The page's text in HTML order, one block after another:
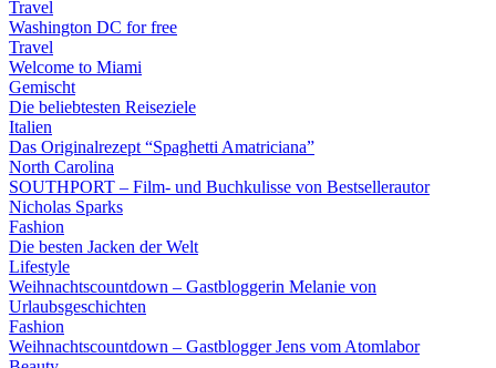
Travel
Washington DC for free
Travel
Welcome to Miami
Gemischt
Die beliebtesten Reiseziele
Italien
Das Originalrezept “Spaghetti Amatriciana”
North Carolina
SOUTHPORT – Film- und Buchkulisse von Bestsellerautor
Nicholas Sparks
Fashion
Die besten Jacken der Welt
Lifestyle
Weihnachtscountdown – Gastbloggerin Melanie von
Urlaubsgeschichten
Fashion
Weihnachtscountdown – Gastblogger Jens vom Atomlabor